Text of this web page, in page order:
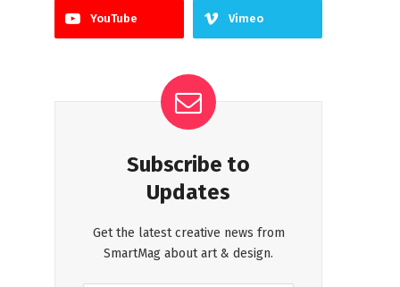
YouTube Vimeo
Subscribe to
Updates
Get the latest creative news from
SmartMag about art & design.